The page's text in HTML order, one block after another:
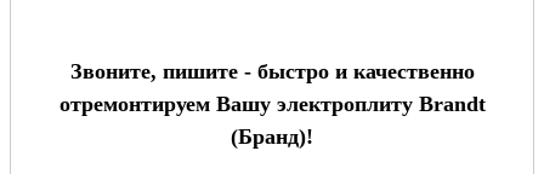
Звоните, пишите - быстро и качественно
отремонтируем Вашу электроплиту Brandt
(Бранд)!